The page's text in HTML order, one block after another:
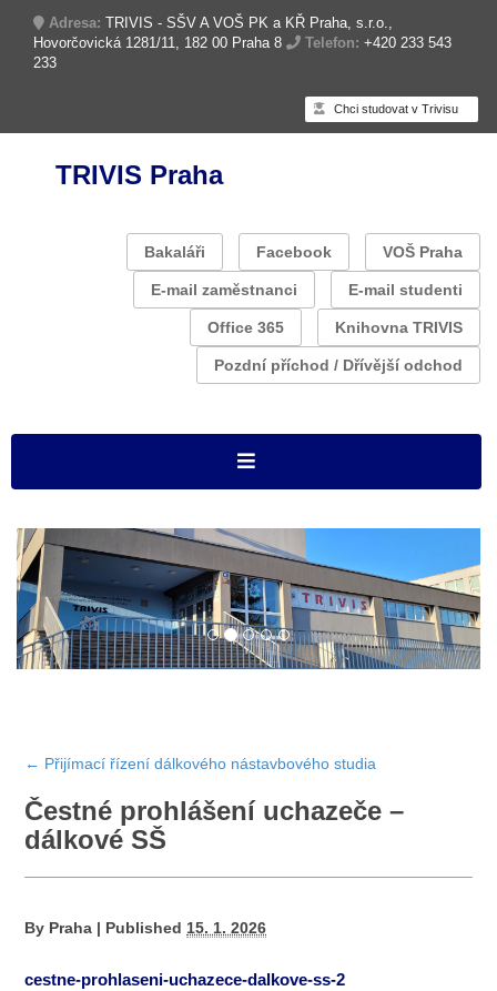
Adresa: TRIVIS - SŠV A VOŠ PK a KŘ Praha, s.r.o.,
Hovorčovická 1281/11, 182 00 Praha 8
Telefon: +420 233 543
233
Chci studovat v Trivisu
TRIVIS Praha
Bakaláři Facebook VOŠ Praha
E-mail zaměstnanci E-mail studenti
Office 365 Knihovna TRIVIS
Pozdní příchod / Dřívější odchod
← Přijímací řízení dálkového nástavbového studia
Čestné prohlášení uchazeče –
dálkové SŠ
By Praha | Published 15. 1. 2026
cestne-prohlaseni-uchazece-dalkove-ss-2